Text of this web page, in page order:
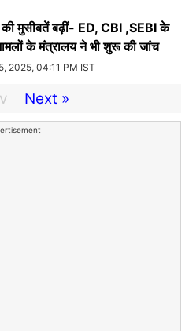
की मुसीबतें बढ़ीं- ED, CBI ,SEBI के
मामलों के मंत्रालय ने भी शुरू की जांच
2025, 04:11 PM IST
Next »